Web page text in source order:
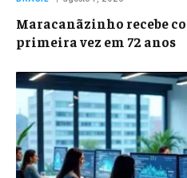
Maracanãzinho recebe
primeira vez em 72 anos